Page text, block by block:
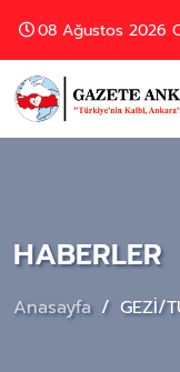
08 Ağustos 2026
HABERLER
Anasayfa GEZİ/